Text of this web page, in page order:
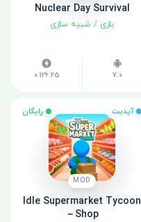
Nuclear Day Survival
بازی / شبیه سازی
7.0
0.126.25
آپدیت رایگان
MOD
Idle Supermarket Tycoon
－Shop